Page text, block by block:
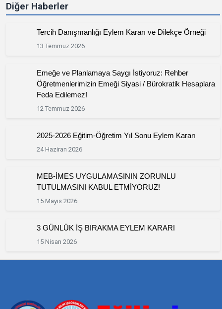
Diğer Haberler
Tercih Danışmanlığı Eylem Kararı ve Dilekçe Örneği
13 Temmuz 2026
Emeğe ve Planlamaya Saygı İstiyoruz: Rehber
Öğretmenlerimizin Emeği Siyasi / Bürokratik Hesaplara
Feda Edilemez!
12 Temmuz 2026
2025-2026 Eğitim-Öğretim Yıl Sonu Eylem Kararı
24 Haziran 2026
MEB-İMES UYGULAMASININ ZORUNLU
TUTULMASINI KABUL ETMİYORUZ!
15 Mayıs 2026
3 GÜNLÜK İŞ BIRAKMA EYLEM KARARI
15 Nisan 2026